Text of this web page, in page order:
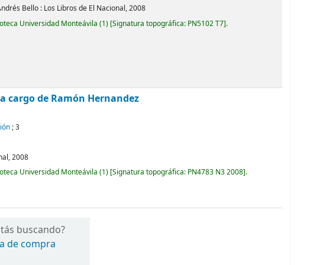
Bello : Los Libros de El Nacional,2008
Universidad Monteávila (1) Signatura topográfica: PN5102 T7 .
cargo de Ramón Hernandez
; 3
2008
Universidad Monteávila (1) Signatura topográfica: PN4783 N3 2008 .
buscando?
de compra